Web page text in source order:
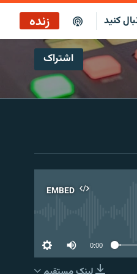
کنید زنده
پخش آنلاین
پخش رادیویی
اشتراک
EMBED
0:00